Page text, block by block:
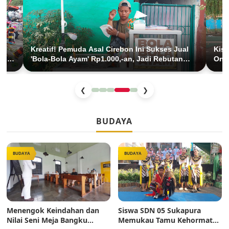
di
Kreatif! Pemuda Asal Cirebon Ini Sukses Jual
'Bola-Bola Ayam' Rp1.000,-an, Jadi Rebutan
Anak SD di Jakarta
❮ ❯
BUDAYA
BUDAYA
Menengok Keindahan dan
Nilai Seni Meja Bangku
BUDAYA
Siswa SDN 05 Sukapura
Memukau Tamu Kehormatan